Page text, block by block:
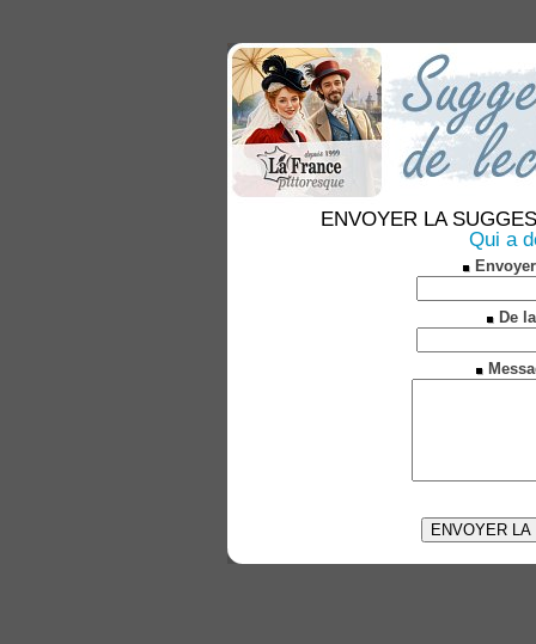
ENVOYER LA
Qui a
De